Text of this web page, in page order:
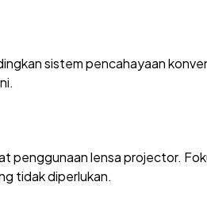
sistem pencahayaan
penggunaan lensa projector.
tidak diperlukan.